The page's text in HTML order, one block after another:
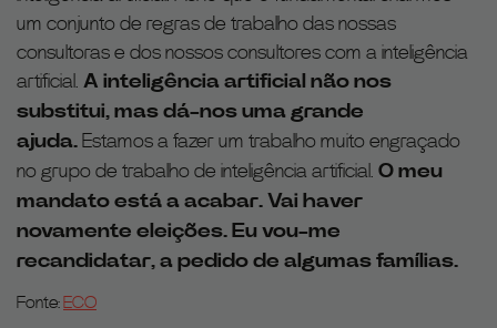
um conjunto de regras de trabalho das nossas
consultoras e dos nossos consultores com a inteligência
artificial. A inteligência artificial não nos
substitui, mas dá-nos uma grande
ajuda.Estamos a fazer um trabalho muito engraçado
no grupo de trabalho de inteligência artificial. O meu
mandato está a acabar. Vai haver
novamente eleições. Eu vou-me
recandidatar, a pedido de algumas famílias.
Fonte:ECO